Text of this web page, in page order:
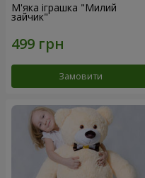
М'яка іграшка "Милий
зайчик"
Замовити